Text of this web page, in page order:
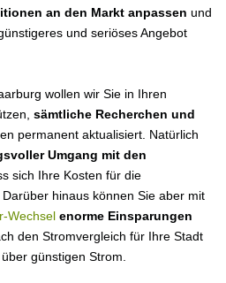
an den Markt anpassen und
und seriöses Angebot
wollen wir Sie in Ihren
sämtliche Recherchen und
permanent aktualisiert. Natürlich
Umgang mit den
sich Ihre Kosten für die
hinaus können Sie aber mit
Wechsel enorme Einsparungen
den Stromvergleich für Ihre Stadt
günstigen Strom.